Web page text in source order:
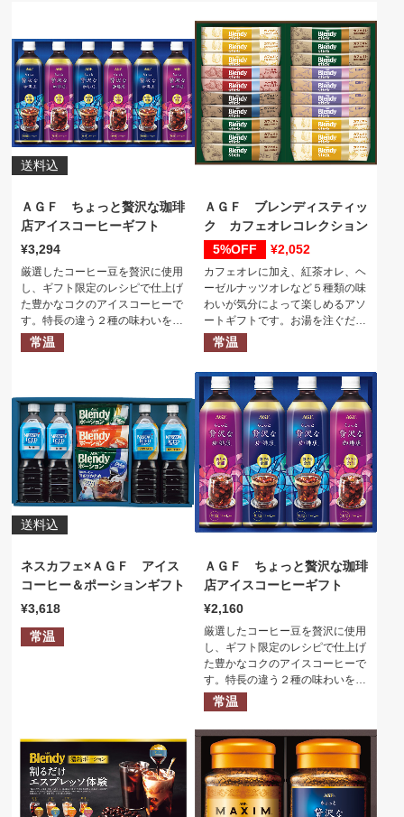
送料込
ＡＧＦ ちょっと贅沢な珈琲
店アイスコーヒーギフト
3,294
厳選したコーヒー豆を贅沢に使用
し、ギフト限定のレシピで仕上げ
た豊かなコクのアイスコーヒーで
す。特長の違う２種の味わいをお
楽しみいただけるアイスコーヒー
ギフトです。
常温
ＡＧＦ ブレンディスティッ
ク カフェオレコレクション
5%
2,052
カフェオレに加え、紅茶オレ、ヘ
ーゼルナッツオレなど５種類の味
わいが気分によって楽しめるアソ
ートギフトです。お湯を注ぐだけ
で簡単に作れるので毎日のブレイ
クタイムにぴったり。
常温
送料込
ネスカフェ×ＡＧＦ アイス
コーヒー＆ポーションギフト
3,618
常温
ＡＧＦ ちょっと贅沢な珈琲
店アイスコーヒーギフト
2,160
厳選したコーヒー豆を贅沢に使用
し、ギフト限定のレシピで仕上げ
た豊かなコクのアイスコーヒーで
す。特長の違う２種の味わいをお
楽しみいただけるアイスコーヒー
ギフトです。
常温